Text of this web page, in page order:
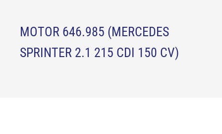
MOTOR 646.985 (MERCEDES
SPRINTER 2.1 215 CDI 150 CV)